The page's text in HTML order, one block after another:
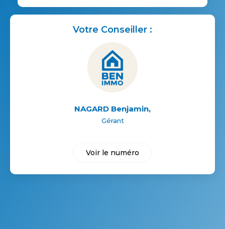
Votre Conseiller :
NAGARD Benjamin,
Gérant
Voir le numéro